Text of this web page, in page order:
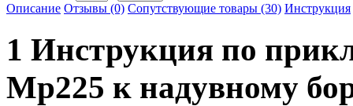
Описание Отзывы (0) Сопутствующие товары (30) Инструкция
1 Инструкция по
Mp225 к надувному